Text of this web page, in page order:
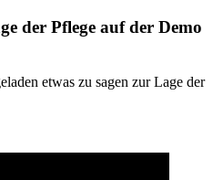
der Pflege auf der Demo
etwas zu sagen zur Lage der